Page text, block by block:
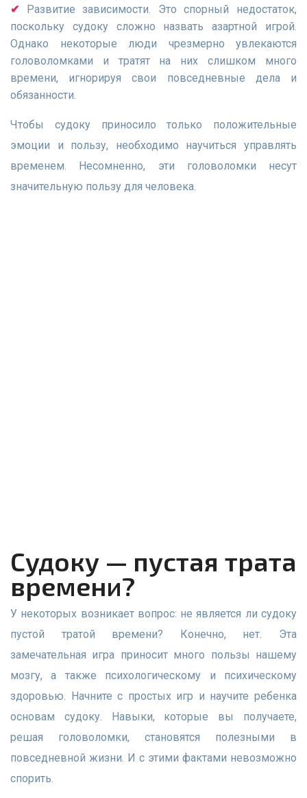
Развитие зависимости. Это спорный недостаток,
поскольку судоку сложно назвать азартной игрой.
Однако некоторые люди чрезмерно увлекаются
головоломками и тратят на них слишком много
времени, игнорируя свои повседневные дела и
обязанности.
Чтобы судоку приносило только положительные
эмоции и пользу, необходимо научиться управлять
временем. Несомненно, эти головоломки несут
значительную пользу для человека.
Судоку — пустая трата
времени?
У некоторых возникает вопрос: не является ли судоку
пустой тратой времени? Конечно, нет. Эта
замечательная игра приносит много пользы нашему
мозгу, а также психологическому и психическому
здоровью. Начните с простых игр и научите ребенка
основам судоку. Навыки, которые вы получаете,
решая головоломки, становятся полезными в
повседневной жизни. И с этими фактами невозможно
спорить.